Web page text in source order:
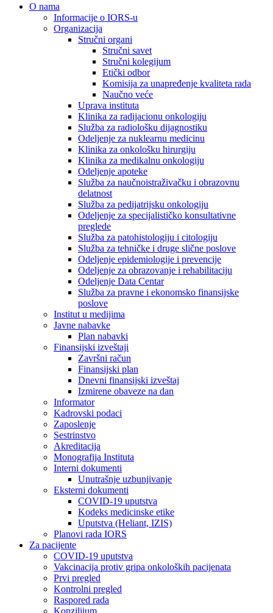
O nama
Informacije o IORS-u
Organizacija
Stručni organi
Stručni savet
Stručni kolegijum
Etički odbor
Komisija za unapređenje kvaliteta rada
Naučno veće
Uprava instituta
Klinika za radijacionu onkologiju
Služba za radiološku dijagnostiku
Odeljenje za nuklearnu medicinu
Klinika za onkološku hirurgiju
Klinika za medikalnu onkologiju
Odeljenje apoteke
Služba za naučnoistraživačku i obrazovnu
delatnost
Služba za pedijatrijsku onkologiju
Odeljenje za specijalističko konsultativne
preglede
Služba za patohistologiju i citologiju
Služba za tehničke i druge slične poslove
Odeljenje epidemiologije i prevencije
Odeljenje za obrazovanje i rehabilitaciju
Odeljenje Data Centar
Služba za pravne i ekonomsko finansijske
poslove
Institut u medijima
Javne nabavke
Plan nabavki
Finansijski izveštaji
Završni račun
Finansijski plan
Dnevni finansijski izveštaj
Izmirene obaveze na dan
Informator
Kadrovski podaci
Zaposlenje
Sestrinstvo
Akreditacija
Monografija Instituta
Interni dokumenti
Unutrašnje uzbunjivanje
Eksterni dokumenti
COVID-19 uputstva
Kodeks medicinske etike
Uputstva (Heliant, IZIS)
Planovi rada IORS
Za pacijente
COVID-19 uputstva
Vakcinacija protiv gripa onkoloških pacijenata
Prvi pregled
Kontrolni pregled
Raspored rada
Konzilijum